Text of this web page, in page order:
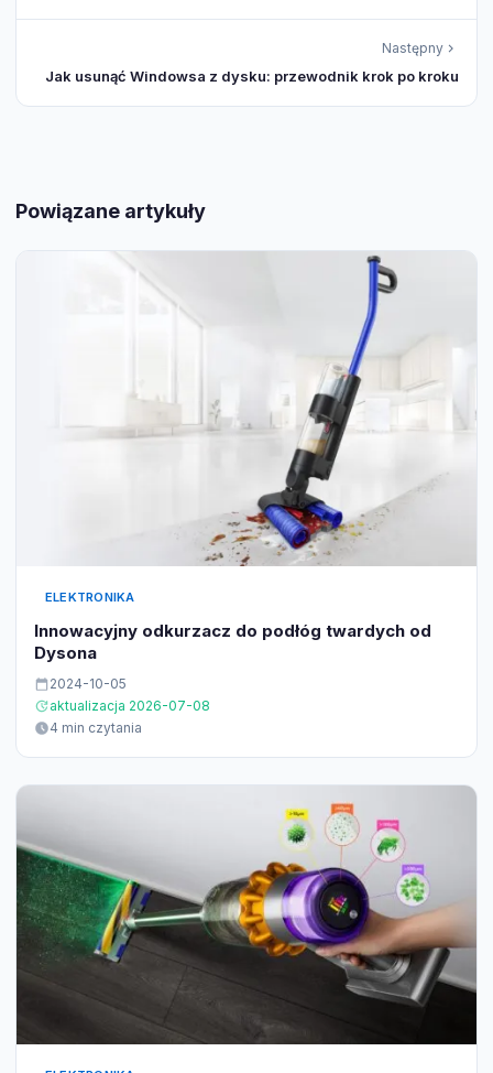
Następny
Jak usunąć Windowsa z dysku: przewodnik krok po kroku
Powiązane artykuły
ELEKTRONIKA
Innowacyjny odkurzacz do podłóg twardych od
Dysona
2024-10-05
aktualizacja 2026-07-08
4 min czytania